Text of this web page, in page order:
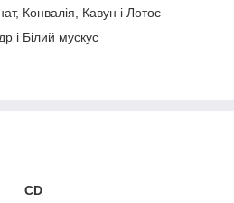
Конвалія, Кавун і Лотос
і Білий мускус
CD